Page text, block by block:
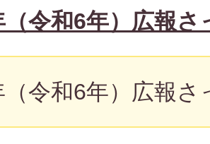
（令和6年）広報さ
（令和6年）広報さ